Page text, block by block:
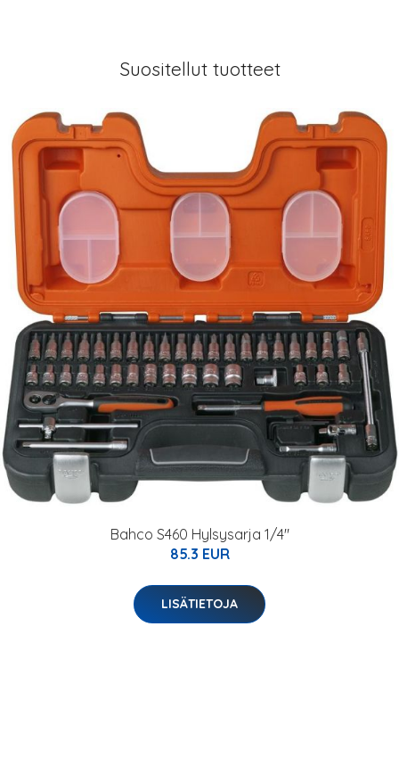
Suositellut tuotteet
Bahco S460 Hylsysarja 1/4"
85.3 EUR
LISÄTIETOJA